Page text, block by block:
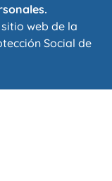
web de la
Social de